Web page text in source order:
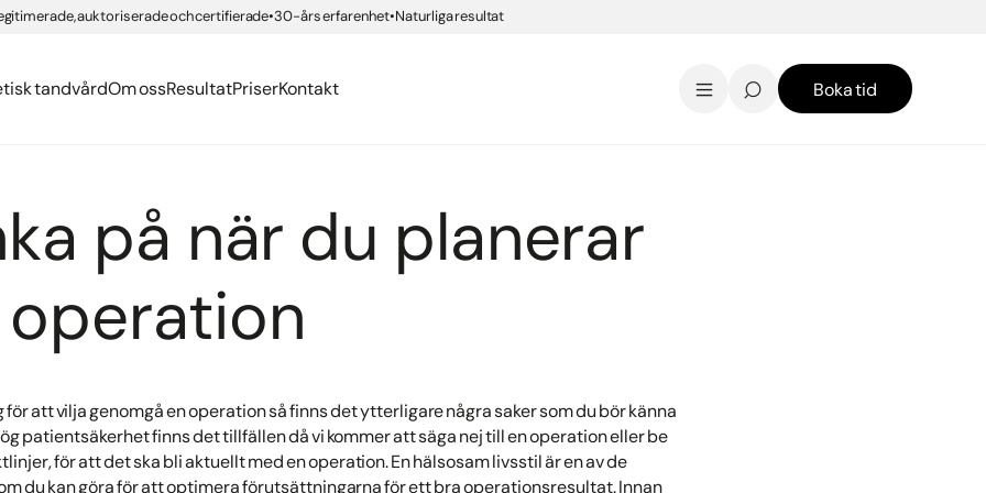
auktoriserade och certifierade 30-års erfarenhet Naturliga resultat
IPL
tandvård
med compositematerial
Brilliant SmileOm ossResultatPriserKontakt
KontaktEnglish
Boka tid
på när du planerar
att vilja genomgå en operation så finns det ytterligare några saker som du bör känna
patientsäkerhet finns det tillfällen då vi kommer att säga nej till en operation eller be
för att det ska bli aktuellt med en operation. En hälsosam livsstil är en av de
du kan göra för att optimera förutsättningarna för ett bra operationsresultat. Innan